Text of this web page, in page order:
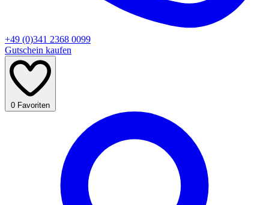
+49 (0)341 2368 0099
Gutschein kaufen
0 Favoriten